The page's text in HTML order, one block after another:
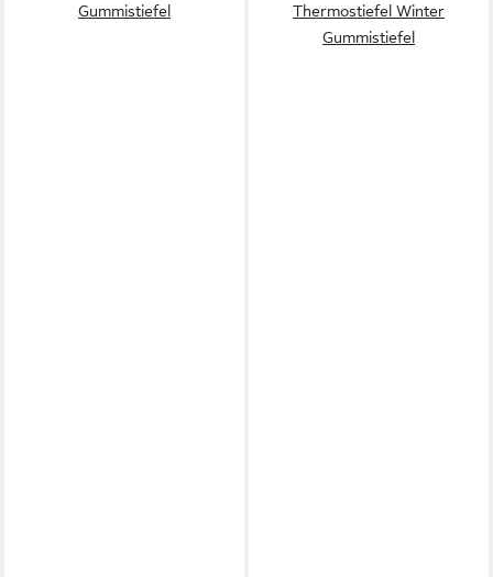
Gummistiefel
Thermostiefel Winter
Gummistiefel